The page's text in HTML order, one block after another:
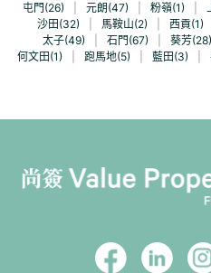
屯門(26)
元朗(47) 粉嶺(1)
沙田(32)
馬鞍山(2) 西貢(1)
太子(49)
石門(67) 葵芳(28)
何文田(1)
跑馬地(5) 藍田(3)